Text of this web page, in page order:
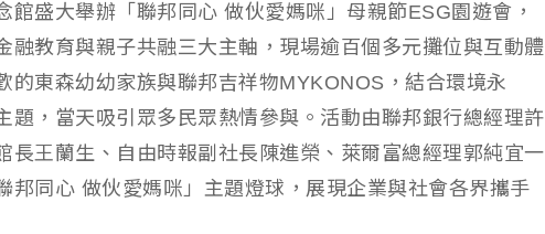
館盛大舉辦「聯邦同心 做伙愛媽咪」母親節ESG園遊會，
融教育與親子共融三大主軸，現場逾百個多元攤位與互動體
的東森幼幼家族與聯邦吉祥物MYKONOS，結合環境永
題，當天吸引眾多民眾熱情參與。活動由聯邦銀行總經理許
長王蘭生、自由時報副社長陳進榮、萊爾富總經理郭純宜一
邦同心 做伙愛媽咪」主題燈球，展現企業與社會各界攜手